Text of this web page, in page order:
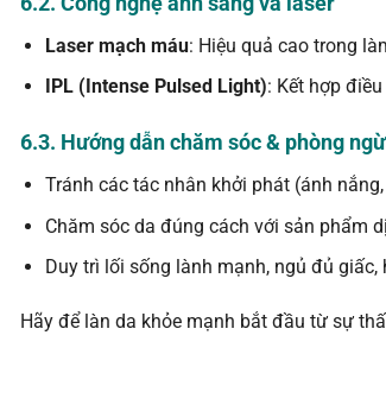
Laser mạch máu: Hiệu quả cao trong
IPL (Intense Pulsed Light): Kết hợp
6.3. Hướng dẫn chăm sóc & phòng
Tránh các tác nhân khởi phát (ánh
Chăm sóc da đúng cách với sản phẩm
Duy trì lối sống lành mạnh, ngủ đủ
Hãy để làn da khỏe mạnh bắt đầu từ sự